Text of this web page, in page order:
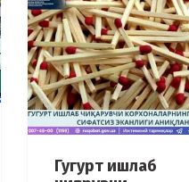
Гугурт ишлаб